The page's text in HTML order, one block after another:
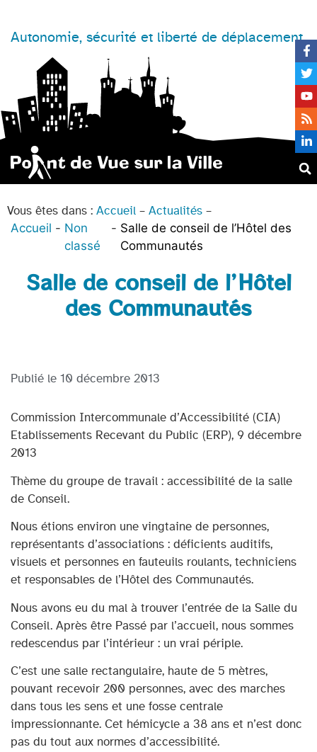
Autonomie, sécurité et liberté de déplacement
Vous êtes dans : Accueil – Actualités –
Accueil
Non
classé
Salle de conseil de l’Hôtel des
Communautés
Salle de conseil de l’Hôtel
des Communautés
Publié le 10 décembre 2013
Commission Intercommunale d’Accessibilité (CIA)
Etablissements Recevant du Public (ERP), 9 décembre
2013
Thème du groupe de travail : accessibilité de la salle
de Conseil.
Nous étions environ une vingtaine de personnes,
représentants d’associations : déficients auditifs,
visuels et personnes en fauteuils roulants, techniciens
et responsables de l’Hôtel des Communautés.
Nous avons eu du mal à trouver l’entrée de la Salle du
Conseil. Après être Passé par l’accueil, nous sommes
redescendus par l’intérieur : un vrai périple.
C’est une salle rectangulaire, haute de 5 mètres,
pouvant recevoir 200 personnes, avec des marches
dans tous les sens et une fosse centrale
impressionnante. Cet hémicycle a 38 ans et n’est donc
pas du tout aux normes d’accessibilité.